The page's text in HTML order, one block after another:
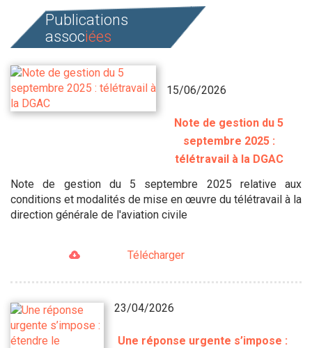
Publications
associées
15/06/2026
Note de gestion du 5
septembre 2025 :
télétravail à la DGAC
Note de gestion du 5 septembre 2025 relative aux
conditions et modalités de mise en œuvre du télétravail à la
direction générale de l'aviation civile
Télécharger
23/04/2026
Une réponse urgente s’impose :